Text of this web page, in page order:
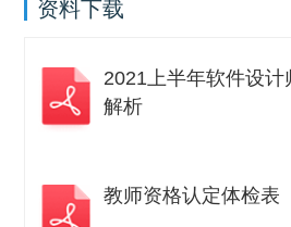
资料下载
2021上半年软件设
解析
教师资格认定体检表